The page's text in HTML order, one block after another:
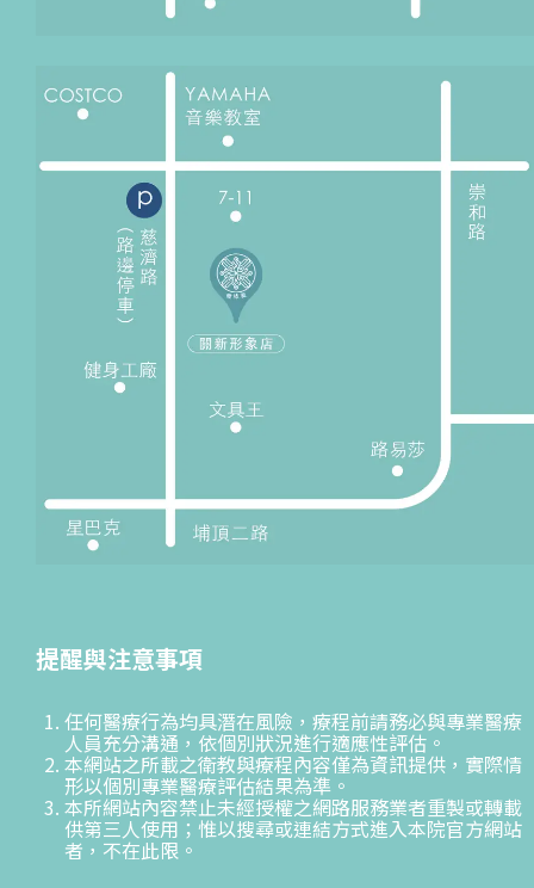
提醒與注意事項
任何醫療行為均具潛在風險，療程前請務必與專業醫療
人員充分溝通，依個別狀況進行適應性評估。
本網站之所載之衛教與療程內容僅為資訊提供，實際情
形以個別專業醫療評估結果為準。
本所網站內容禁止未經授權之網路服務業者重製或轉載
供第三人使用；惟以搜尋或連結方式進入本院官方網站
者，不在此限。